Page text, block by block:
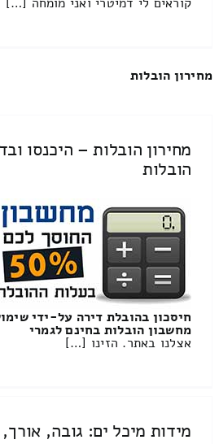
מחירון הובלות
מחירון הובלות – היכנסו
הובלות
חיסכון בהובלת דירה על-ידי
מחשבון הובלות בחינם לגמרי
אצלנו באתר. הזינו […]
מידות מיכל ים: גובה,